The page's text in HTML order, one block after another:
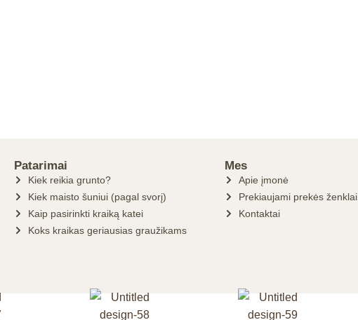
Patarimai
Kiek reikia grunto?
Kiek maisto šuniui (pagal svorį)
Kaip pasirinkti kraiką katei
Koks kraikas geriausias graužikams
Mes
Apie įmonė
Prekiaujami prekės ženklai
Kontaktai